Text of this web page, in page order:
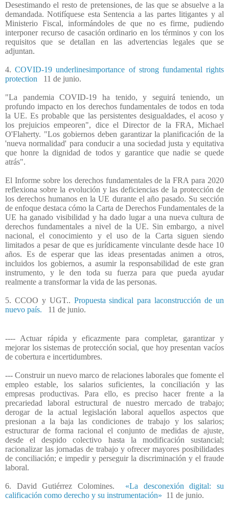
Desestimando el resto de pretensiones, de las que se absuelve a la
demandada. Notifíquese esta Sentencia a las partes litigantes y al
Ministerio Fiscal, informándoles de que no es firme, pudiendo
interponer recurso de casación ordinario en los términos y con los
requisitos que se detallan en las advertencias legales que se
adjuntan.
4. COVID-19 underlinesimportance of strong fundamental rights
protection
11 de junio.
"La pandemia COVID-19 ha tenido, y seguirá teniendo, un
profundo impacto en los derechos fundamentales de todos en toda
la UE. Es probable que las persistentes desigualdades, el acoso y
los prejuicios empeoren", dice el Director de la FRA, Michael
O'Flaherty. "Los gobiernos deben garantizar la planificación de la
'nueva normalidad' para conducir a una sociedad justa y equitativa
que honre la dignidad de todos y garantice que nadie se quede
atrás".
El Informe sobre los derechos fundamentales de la FRA para 2020
reflexiona sobre la evolución y las deficiencias de la protección de
los derechos humanos en la UE durante el año pasado. Su sección
de enfoque destaca cómo la Carta de Derechos Fundamentales de la
UE ha ganado visibilidad y ha dado lugar a una nueva cultura de
derechos fundamentales a nivel de la UE. Sin embargo, a nivel
nacional, el conocimiento y el uso de la Carta siguen siendo
limitados a pesar de que es jurídicamente vinculante desde hace 10
años. Es de esperar que las ideas presentadas animen a otros,
incluidos los gobiernos, a asumir la responsabilidad de este gran
instrumento, y le den toda su fuerza para que pueda ayudar
realmente a transformar la vida de las personas.
5. CCOO y UGT.. Propuesta sindical para laconstrucción de un
nuevo país.
11 de junio.
---- Actuar rápida y eficazmente para completar, garantizar y
mejorar los sistemas de protección social, que hoy presentan vacíos
de cobertura e incertidumbres.
--- Construir un nuevo marco de relaciones laborales que fomente el
empleo estable, los salarios suficientes, la conciliación y las
empresas productivas. Para ello, es preciso hacer frente a la
precariedad laboral estructural de nuestro mercado de trabajo;
derogar de la actual legislación laboral aquellos aspectos que
presionan a la baja las condiciones de trabajo y los salarios;
estructurar de forma racional el conjunto de medidas de ajuste,
desde el despido colectivo hasta la modificación sustancial;
racionalizar las jornadas de trabajo y ofrecer mayores posibilidades
de conciliación; e impedir y perseguir la discriminación y el fraude
laboral.
6. David Gutiérrez Colomines.
«La desconexión digital: su
calificación como derecho y su instrumentación» 11 de junio.